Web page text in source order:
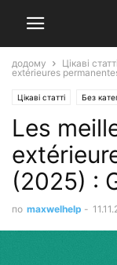
додому Цікаві статті
extérieures
Цікаві статті Без
Les
(2025) :
по maxwelhelp -